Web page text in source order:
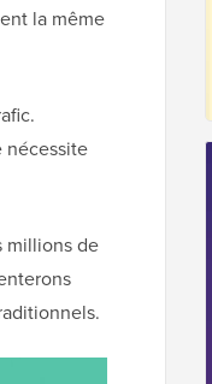
la même
nécessite
millions de